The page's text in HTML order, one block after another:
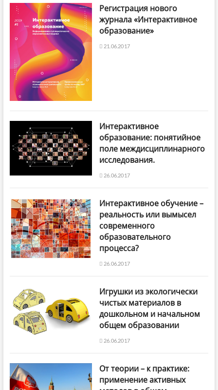
Регистрация нового
журнала «Интерактивное
образование»
21.06.2017
Интерактивное
образование: понятийное
поле междисциплинарного
исследования.
26.06.2017
Интерактивное обучение –
реальность или вымысел
современного
образовательного
процесса?
26.06.2017
Игрушки из экологически
чистых материалов в
дошкольном и начальном
общем образовании
26.06.2017
От теории – к практике:
применение активных